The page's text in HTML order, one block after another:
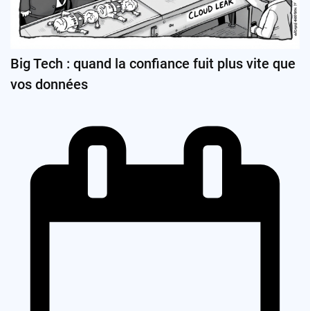
Big Tech : quand la confiance fuit plus vite que
vos données